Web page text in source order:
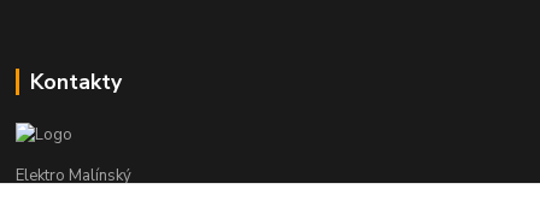
Kontakty
Elektro Malínský